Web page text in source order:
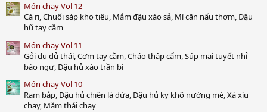
Món chay Vol 12
Cà ri, Chuối sáp kho tiêu, Mắm đậu xào sả, Mì căn nấu thơm, Đậu
hũ tay cầm
Món chay Vol 11
Gỏi đu đủ thái, Cơm tay cầm, Cháo thập cẩm, Súp mai tuyết nhỉ
bào ngư, Đậu hủ xào trần bì
Món chay Vol 10
Ram bắp, Đậu hủ chiên lá dứa, Đậu hủ ky khô nướng mè, Xá xíu
chay, Mắm thái chay